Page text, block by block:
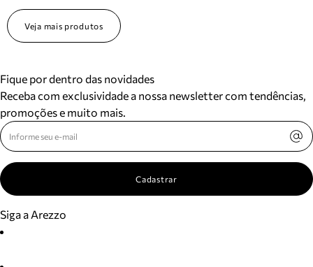
Veja mais produtos
Fique por dentro das novidades
Receba com exclusividade a nossa newsletter com tendências,
promoções e muito mais.
Cadastrar
Siga a Arezzo